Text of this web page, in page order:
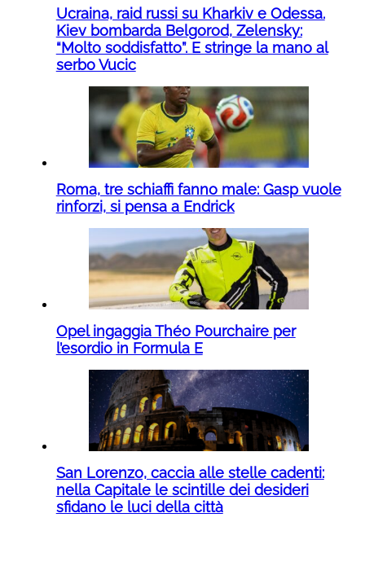
Ucraina, raid russi su Kharkiv e Odessa.
Kiev bombarda Belgorod, Zelensky:
“Molto soddisfatto”. E stringe la mano al
serbo Vucic
Roma, tre schiaffi fanno male: Gasp vuole
rinforzi, si pensa a Endrick
Opel ingaggia Théo Pourchaire per
l’esordio in Formula E
San Lorenzo, caccia alle stelle cadenti:
nella Capitale le scintille dei desideri
sfidano le luci della città